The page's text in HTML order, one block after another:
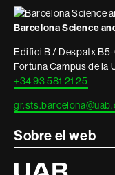
informació
legal
Barcelona Science
Edifici B / Despatx
Fortuna Campus de la
+34 93 581 21 25
Sobre el web
Universitat